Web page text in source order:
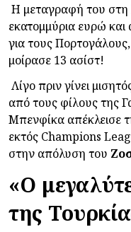
Η μεταγραφή του στη
εκατομμύρια ευρώ και
για τους
μοίρασε 13 ασίστ!
Λίγο πριν γίνει
από τους φίλους της
Μπενφίκα απέκλεισε
εκτός Champions
στην απόλυση του
«Ο
της